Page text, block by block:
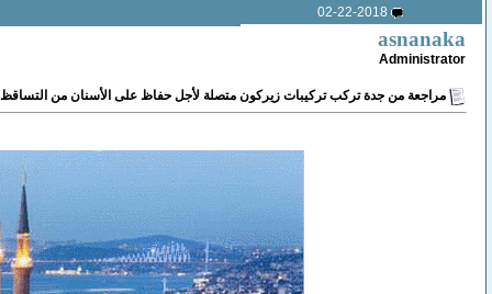
02-22-2018
asnanaka
Administrator
مراجعة من جدة تركب تركيبات زيركون متصلة لأجل حفاظ على الأسنان من التساقظ